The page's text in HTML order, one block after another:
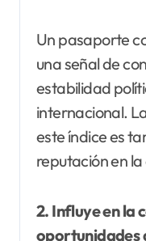
Un pasaporte
una señal de
estabilidad
internacional.
este índice es
reputación en
2. Influye en la
oportunidades